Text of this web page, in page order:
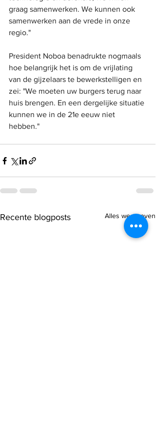
graag samenwerken. We kunnen ook
samenwerken aan de vrede in onze
regio."
President Noboa benadrukte nogmaals
hoe belangrijk het is om de vrijlating
van de gijzelaars te bewerkstelligen en
zei: "We moeten uw burgers terug naar
huis brengen. En een dergelijke situatie
kunnen we in de 21e eeuw niet
hebben."
Recente blogposts Alles weergeven